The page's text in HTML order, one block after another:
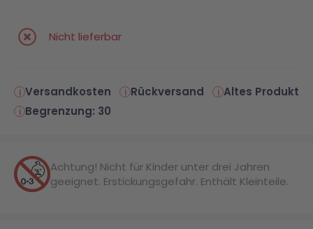
Malen & Zeichnen
Marvel™ Super Heroes
Minifiguren
NINJAGO®
Knights
Sports Action
VW
Nicht lieferbar
Versandkosten Rückversand
Altes Produkt
Begrenzung: 30
Achtung! Nicht für Kinder unter drei Jahren
geeignet. Erstickungsgefahr. Enthält Kleinteile.